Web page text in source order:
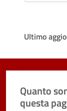
Ultimo
Quanto
questa